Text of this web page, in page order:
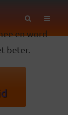
en word
beter.